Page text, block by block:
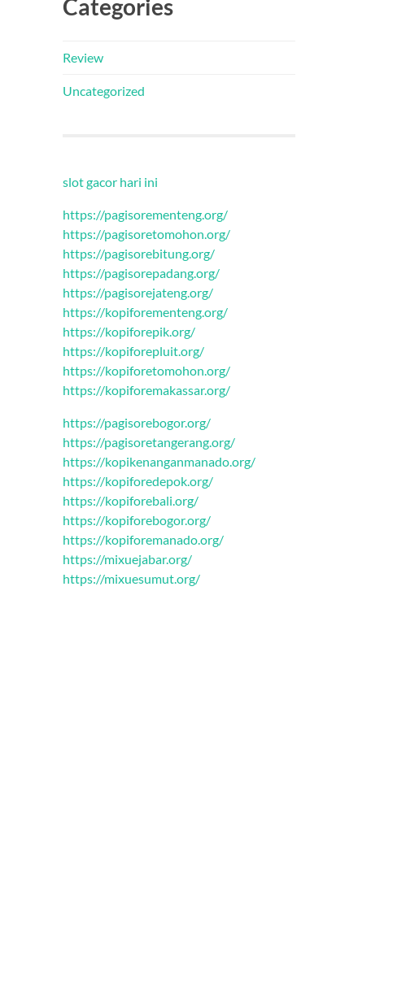
Categories
Review
Uncategorized
slot gacor hari ini
https://pagisorementeng.org/
https://pagisoretomohon.org/
https://pagisorebitung.org/
https://pagisorepadang.org/
https://pagisorejateng.org/
https://kopiforementeng.org/
https://kopiforepik.org/
https://kopiforepluit.org/
https://kopiforetomohon.org/
https://kopiforemakassar.org/
https://pagisorebogor.org/
https://pagisoretangerang.org/
https://kopikenanganmanado.org/
https://kopiforedepok.org/
https://kopiforebali.org/
https://kopiforebogor.org/
https://kopiforemanado.org/
https://mixuejabar.org/
https://mixuesumut.org/